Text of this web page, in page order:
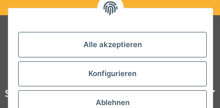
Alle akzeptieren
Konfigurieren
Ablehnen
Folgt uns auf Social Media
Steelboxx